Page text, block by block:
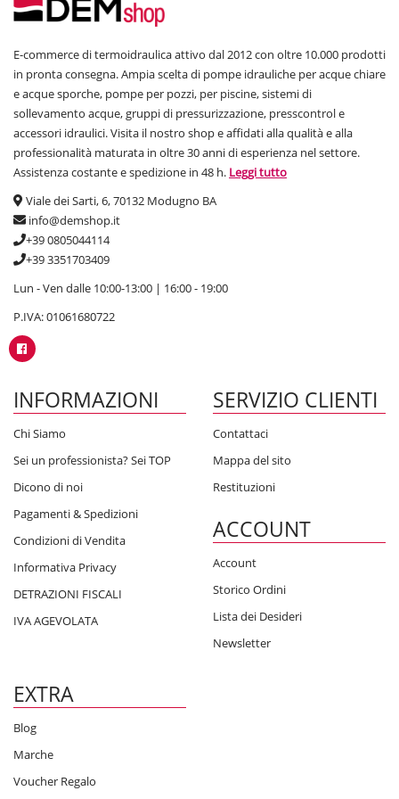
Approfitta della nostra scontistica e scegli tra un ampia gamma di
pompe sommerse ad usodomestico
Per qualsiasi dubbio o informazione in merito a sostituzioni,
malfunzionamenti e prezzi contattaci e nell’ immediato un supporto
tecnico correrà in tuo aiuto.
Pompa sommersa multigirante elettronica
DemShop.it, il tuo shop online di fiducia, offre una moltitudine di
prodotti riguardanti questa categoria. Scegli la combo qualità-prezzo
e non te ne pentrai. Potrai scegliere tra pompe sommerse da 4 pollici
sia con girante flottante che con girante periferica, sia monoblocco
che multigiranti. Il catalogo sul sito è ampio e ti permetterà di trovare
Pompe sommerse: DAB, LOWARA e PEDROLLO
Visita il nostro catalogo online, sono presenti i migliori marchi 100%
Pompe
risparmio energetico, semplici nell’installazione e facili da utilizzare.
Disponibilità immediata di pompe per tutte le esigenze dal privato al
acquista.
Elettropompe scontate e spedizioni rapide in tutta
e sfrutta le nostre offerte ricercando
convenienza e qualità!. Sfoglia il catalogo e se necessiti di aiuto non
, ti risponderemo nell’ immediato.
E-commerce di termoidraulica attivo dal 2012 con oltre 10.000 prodotti
in pronta consegna. Ampia scelta di pompe idrauliche per acque chiare
e acque sporche, pompe per pozzi, per piscine, sistemi di
sollevamento acque, gruppi di pressurizzazione, presscontrol e
accessori idraulici. Visita il nostro shop e affidati alla qualità e alla
professionalità maturata in oltre 30 anni di esperienza nel settore.
Assistenza costante e spedizione in 48 h. Leggi tutto
Viale dei Sarti, 6, 70132 Modugno BA
info@demshop.it
+39 0805044114
+39 3351703409
Lun - Ven dalle 10:00-13:00 | 16:00 - 19:00
P.IVA: 01061680722
INFORMAZIONI
Chi Siamo
Sei un professionista? Sei TOP
Dicono di noi
Pagamenti & Spedizioni
Condizioni di Vendita
Informativa Privacy
DETRAZIONI FISCALI
IVA AGEVOLATA
SERVIZIO CLIENTI
Contattaci
Mappa del sito
Restituzioni
ACCOUNT
Account
Storico Ordini
Lista dei Desideri
Newsletter
EXTRA
Blog
Marche
Voucher Regalo